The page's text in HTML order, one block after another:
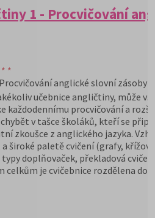
1 - Procvičování
*
anglické slovní zásoby
učebnice angličtiny, může
každodennímu procvičování a
v tašce školáků, kteří se
zkoušce z anglického jazyka.
široké paletě cvičení (grafy,
doplňovaček, překladová
je cvičebnice rozdělena do